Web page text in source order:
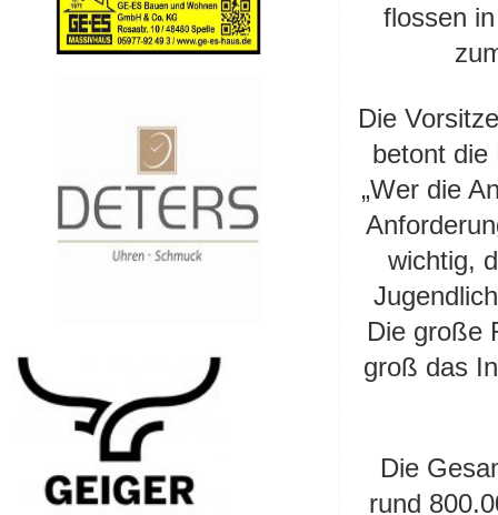
flossen
Die
betont die
„Wer die
wichtig,
Die große
groß das
Die
rund